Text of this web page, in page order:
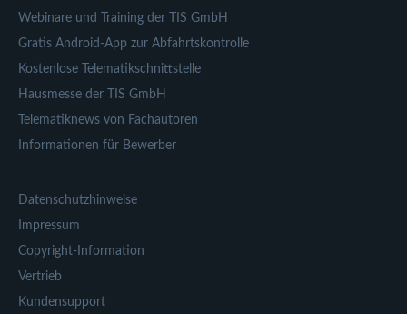
Webinare und Training der TIS GmbH
Gratis Android-App zur Abfahrtskontrolle
Kostenlose Telematikschnittstelle
Hausmesse der TIS GmbH
Telematiknews von Fachautoren
Informationen für Bewerber
Datenschutzhinweise
Impressum
Copyright-Information
Vertrieb
Kundensupport